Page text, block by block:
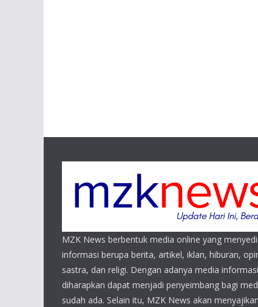
MZK News berbentuk media online yang
informasi berupa berita, artikel, iklan, hiburan,
sastra, dan religi. Dengan adanya media
diharapkan dapat menjadi penyeimbang bagi
sudah ada. Selain itu, MZK News akan